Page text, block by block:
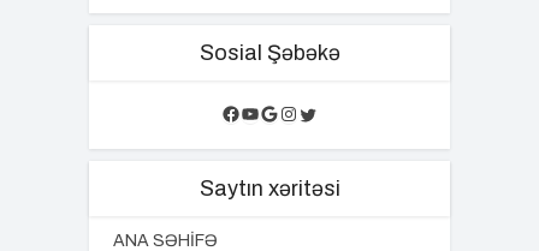
Sosial Şəbəkə
Facebook
YouTube
Google
Instagram
Twitter
Saytın xəritəsi
ANA SƏHİFƏ